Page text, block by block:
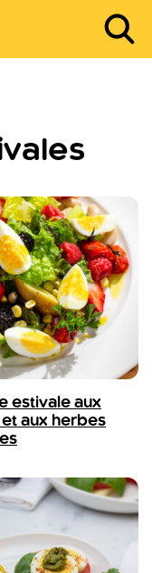
estivale aux
et aux herbes